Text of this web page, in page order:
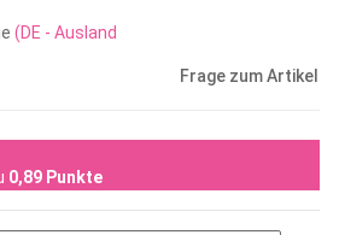
(DE - Ausland
Frage zum Artikel
0,89 Punkte